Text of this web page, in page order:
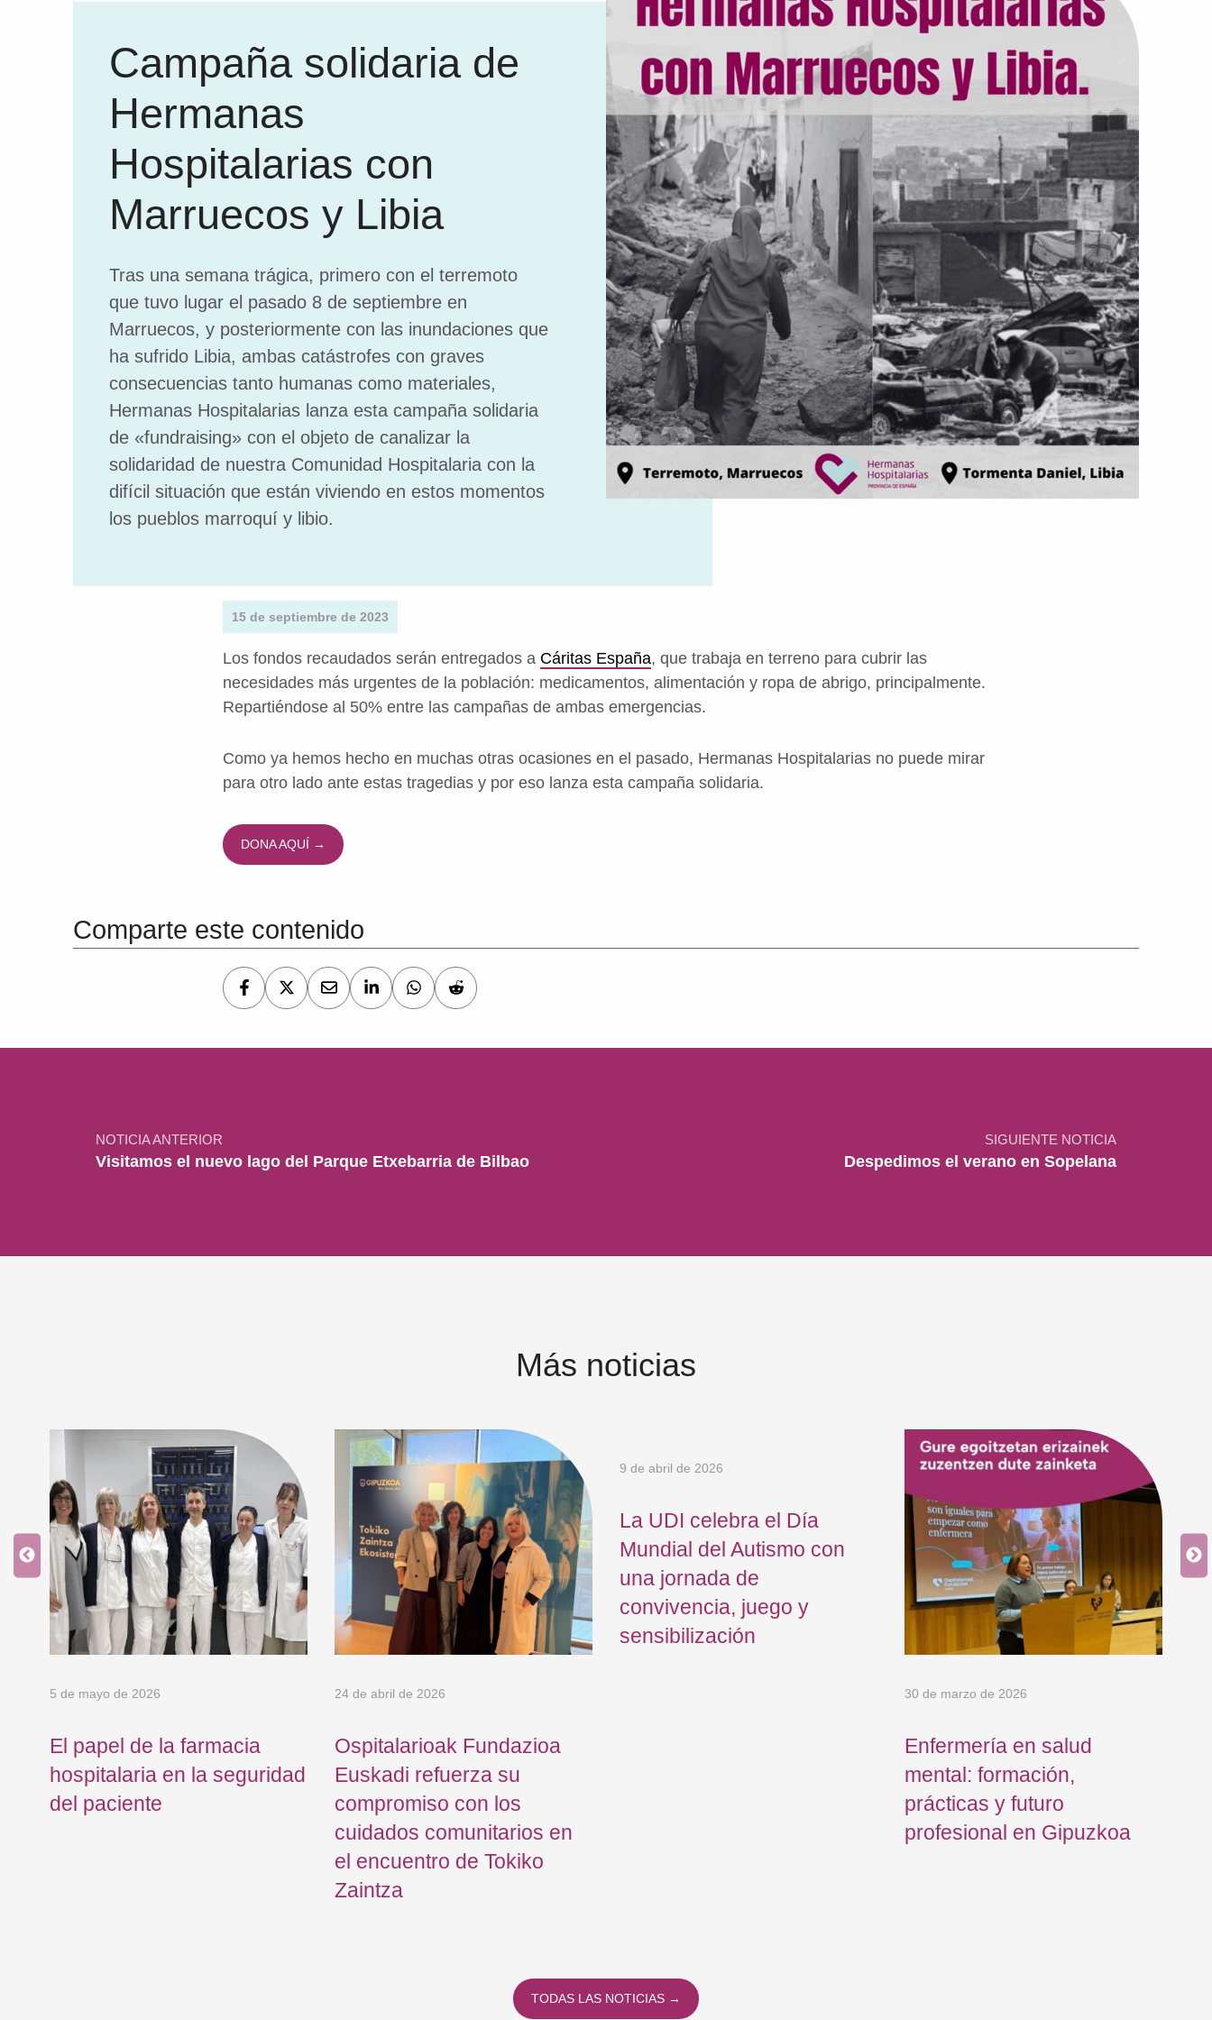
Campaña solidaria de
Hermanas
Hospitalarias con
Marruecos y Libia
Tras una semana trágica, primero con el terremoto
que tuvo lugar el pasado 8 de septiembre en
Marruecos, y posteriormente con las inundaciones que
ha sufrido Libia, ambas catástrofes con graves
consecuencias tanto humanas como materiales,
Hermanas Hospitalarias lanza esta campaña solidaria
de «fundraising» con el objeto de canalizar la
solidaridad de nuestra Comunidad Hospitalaria con la
difícil situación que están viviendo en estos momentos
los pueblos marroquí y libio.
15 de septiembre de 2023
Los fondos recaudados serán entregados a Cáritas España, que trabaja en terreno para cubrir las
necesidades más urgentes de la población: medicamentos, alimentación y ropa de abrigo, principalmente.
Repartiéndose al 50% entre las campañas de ambas emergencias.
Como ya hemos hecho en muchas otras ocasiones en el pasado, Hermanas Hospitalarias no puede mirar
para otro lado ante estas tragedias y por eso lanza esta campaña solidaria.
DONA AQUÍ →
Comparte este contenido
NOTICIA ANTERIOR
Visitamos el nuevo lago del Parque Etxebarria de Bilbao
SIGUIENTE NOTICIA
Despedimos el verano en Sopelana
Más noticias
5 de mayo de 2026
El papel de la farmacia
hospitalaria en la seguridad
del paciente
24 de abril de 2026
Ospitalarioak Fundazioa
Euskadi refuerza su
compromiso con los
cuidados comunitarios en
el encuentro de Tokiko
Zaintza
9 de abril de 2026
La UDI celebra el Día
Mundial del Autismo con
una jornada de
convivencia, juego y
sensibilización
30 de marzo de 2026
Enfermería en salud
mental: formación,
prácticas y futuro
profesional en Gipuzkoa
TODAS LAS NOTICIAS →